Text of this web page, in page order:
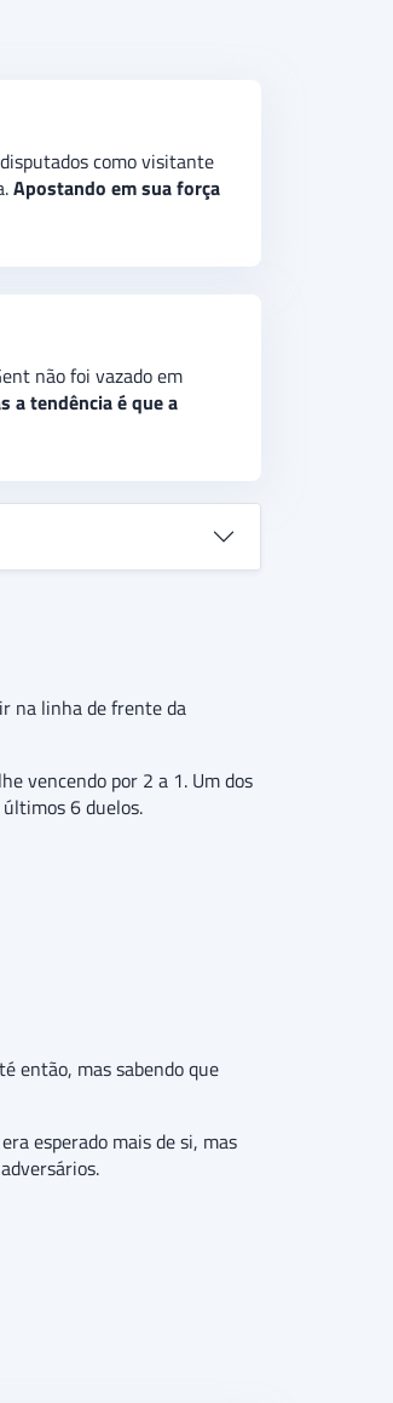
3,5 gols” no jogo.
como visitante
Apostando em sua força
não foi vazado em
a tendência é que a
na linha de frente da
vencendo por 2 a 1. Um dos
6 duelos.
então, mas sabendo que
esperado mais de si, mas